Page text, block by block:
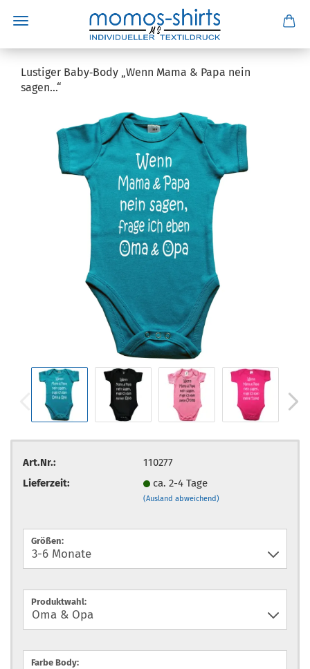
Lustiger Baby‑Body „Wenn Mama & Papa nein
sagen…“
Art.Nr.:
110277
Lieferzeit:
ca. 2-4 Tage
(Ausland abweichend)
Größen:
Produktwahl:
Farbe Body: